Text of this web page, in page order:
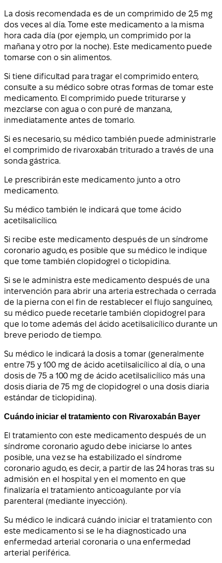
La dosis recomendada es de un comprimido de 2,5 mg
dos veces al día. Tome este medicamento a la misma
hora cada día (por ejemplo, un comprimido por la
mañana y otro por la noche). Este medicamento puede
tomarse con o sin alimentos.
Si tiene dificultad para tragar el comprimido entero,
consulte a su médico sobre otras formas de tomar este
medicamento. El comprimido puede triturarse y
mezclarse con agua o con puré de manzana,
inmediatamente antes de tomarlo.
Si es necesario, su médico también puede administrarle
el comprimido de rivaroxabán triturado a través de una
sonda gástrica.
Le prescribirán este medicamento junto a otro
medicamento.
Su médico también le indicará que tome ácido
acetilsalicílico.
Si recibe este medicamento después de un síndrome
coronario agudo, es posible que su médico le indique
que tome también clopidogrel o ticlopidina.
Si se le administra este medicamento después de una
intervención para abrir una arteria estrechada o cerrada
de la pierna con el fin de restablecer el flujo sanguíneo,
su médico puede recetarle también clopidogrel para
que lo tome además del ácido acetilsalicílico durante un
breve periodo de tiempo.
Su médico le indicará la dosis a tomar (generalmente
entre 75 y 100 mg de ácido acetilsalicílico al día, o una
dosis de 75 a 100 mg de ácido acetilsalicílico más una
dosis diaria de 75 mg de clopidogrel o una dosis diaria
estándar de ticlopidina).
Cuándo iniciar el tratamiento con Rivaroxabán Bayer
El tratamiento con este medicamento después de un
síndrome coronario agudo debe iniciarse lo antes
posible, una vez se ha estabilizado el síndrome
coronario agudo, es decir, a partir de las 24 horas tras su
admisión en el hospital y en el momento en que
finalizaría el tratamiento anticoagulante por vía
parenteral (mediante inyección).
Su médico le indicará cuándo iniciar el tratamiento con
este medicamento si se le ha diagnosticado una
enfermedad arterial coronaria o una enfermedad
arterial periférica.